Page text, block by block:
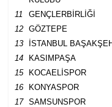
11 GENÇLERBİRLİĞİ
12
GÖZTEPE
13
İSTANBUL
14
KASIMPAŞA
15
KOCAELİSPOR
16
KONYASPOR
17
SAMSUNSPOR